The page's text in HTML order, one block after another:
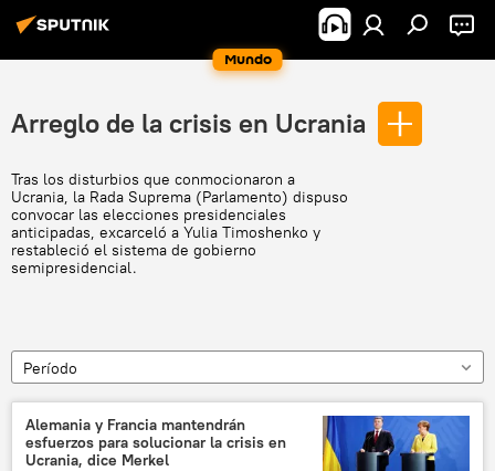
Mundo
Arreglo de la crisis en Ucrania
Tras los disturbios que conmocionaron a
Ucrania, la Rada Suprema (Parlamento) dispuso
convocar las elecciones presidenciales
anticipadas, excarceló a Yulia Timoshenko y
restableció el sistema de gobierno
semipresidencial.
Período
Alemania y Francia mantendrán
esfuerzos para solucionar la crisis en
Ucrania, dice Merkel